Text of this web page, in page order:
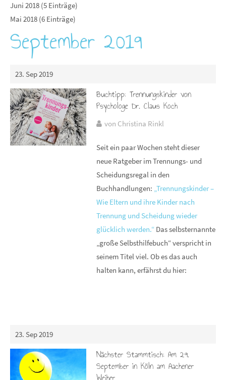
Juni 2018 (5 Einträge)
Mai 2018 (6 Einträge)
September 2019
23. Sep 2019
Buchtipp: Trennungskinder von
Psychologe Dr. Claus Koch
von Christina Rinkl
Seit ein paar Wochen steht dieser
neue Ratgeber im Trennungs- und
Scheidungsregal in den
Buchhandlungen: „Trennungskinder –
Wie Eltern und ihre Kinder nach
Trennung und Scheidung wieder
glücklich werden.“ Das selbsternannte
„große Selbsthilfebuch“ verspricht in
seinem Titel viel. Ob es das auch
halten kann, erfährst du hier:
23. Sep 2019
Nächster Stammtisch: Am 29.
September in Köln am Aachener